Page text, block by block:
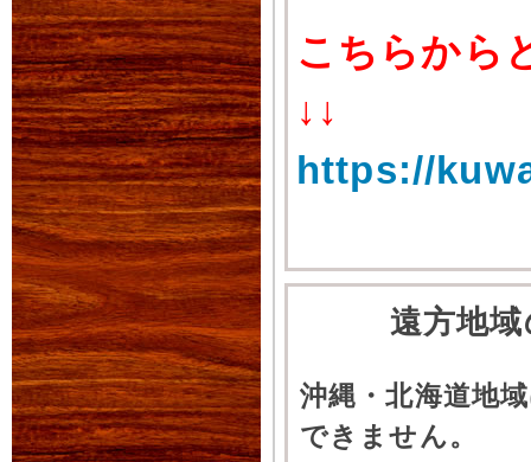
こちらから
↓↓
https://
遠方地
沖縄・北海道地
できません。